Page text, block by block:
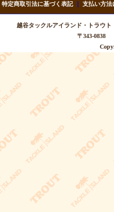
特定商取引法に基づく表記｜ 支払い方法
越谷タックルアイランド・トラ
〒343-0838